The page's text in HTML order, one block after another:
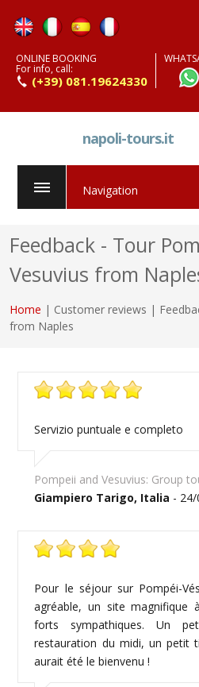
ONLINE BOOKING
For info, call:
(+39) 081.19624330
napoli-tours.it
Navigation
Feedback - Tour
Vesuvius from
Home | Customer reviews |
from Naples
Servizio puntuale e completo
Pompeii and Vesuvius: Group
Giampiero Tarigo, Italia -
Pour le séjour sur Pompéi-
agréable, un site magnifique
forts sympathiques. Un
restauration du midi, un petit
aurait été le bienvenu !